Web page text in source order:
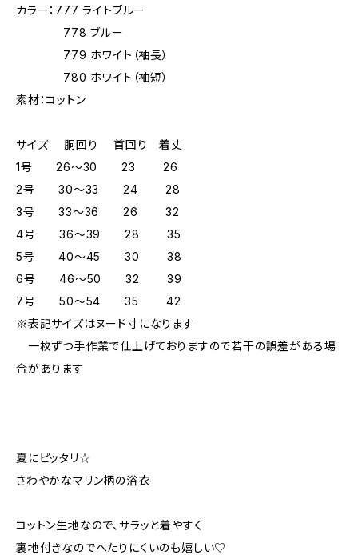
カラー：777 ライトブルー
778 ブルー
779 ホワイト（袖長）
780 ホワイト（袖短）
素材：コットン
サイズ 胴回り 首回り 着丈
1号 26～30 23 26
2号 30～33 24 28
3号 33～36 26 32
4号 36～39 28 35
5号 40～45 30 38
6号 46～50 32 39
7号 50～54 35 42
※表記サイズはヌード寸になります
一枚ずつ手作業で仕上げておりますので若干の誤差がある場
合があります
夏にピッタリ☆
さわやかなマリン柄の浴衣
コットン生地なので、サラッと着やすく
裏地付きなのでへたりにくいのも嬉しい♡